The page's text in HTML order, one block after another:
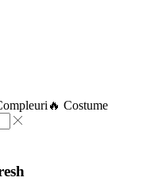
🔥 Costume